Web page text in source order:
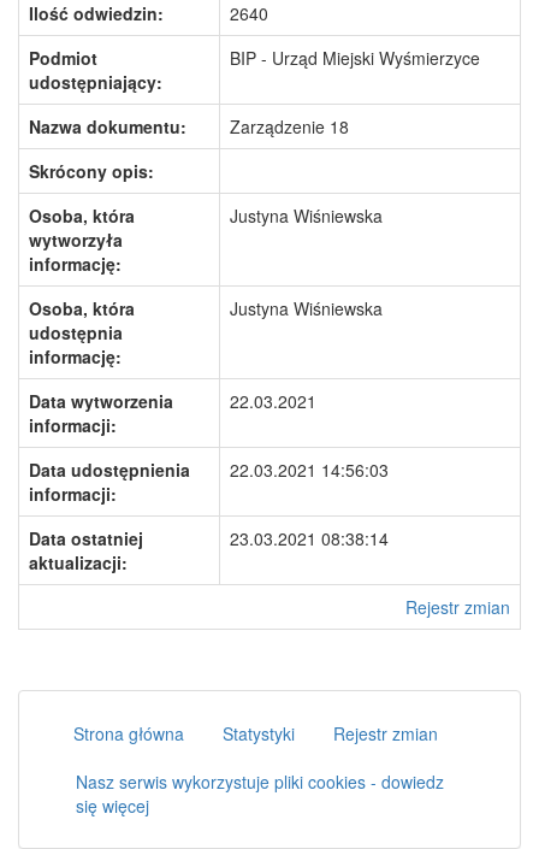
Ilość odwiedzin:
2640
Podmiot
udostępniający:
BIP - Urząd Miejski Wyśmierzyce
Nazwa dokumentu:
Zarządzenie 18
Skrócony opis:
Osoba, która
wytworzyła
informację:
Justyna Wiśniewska
Osoba, która
udostępnia
informację:
Justyna Wiśniewska
Data wytworzenia
informacji:
22.03.2021
Data udostępnienia
informacji:
22.03.2021 14:56:03
Data ostatniej
aktualizacji:
23.03.2021 08:38:14
Rejestr zmian
Strona główna Statystyki
Rejestr zmian
Nasz serwis wykorzystuje pliki cookies - dowiedz
się więcej